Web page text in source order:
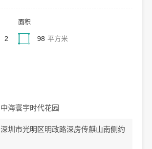
2
面积
98 平方米
中海寰宇时代花园
深圳市光明区明政路深房传麒山南侧约